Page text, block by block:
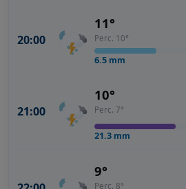
20:00
11°
Perc. 10°
6.5 mm
21:00
10°
Perc. 7°
21.3 mm
9°
Perc. 8°